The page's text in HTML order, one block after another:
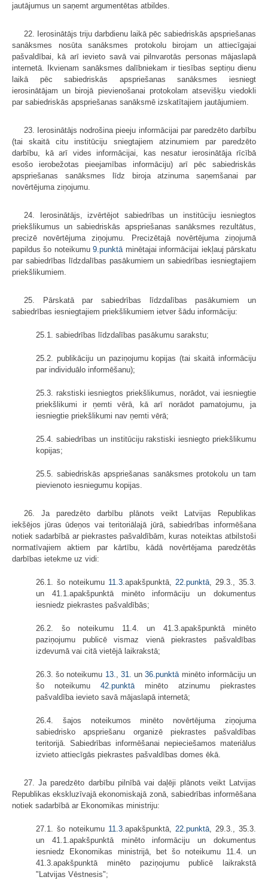
jautājumus un saņemt argumentētas atbildes.
22. Ierosinātājs triju darbdienu laikā pēc sabiedriskās apspriešanas
sanāksmes nosūta sanāksmes protokolu birojam un attiecīgajai
pašvaldībai, kā arī ievieto savā vai pilnvarotās personas mājaslapā
internetā. Ikvienam sanāksmes dalībniekam ir tiesības septiņu dienu
laikā pēc sabiedriskās apspriešanas sanāksmes iesniegt
ierosinātājam un birojā pievienošanai protokolam atsevišķu viedokli
par sabiedriskās apspriešanas sanāksmē izskatītajiem jautājumiem.
23. Ierosinātājs nodrošina pieeju informācijai par paredzēto darbību
(tai skaitā citu institūciju sniegtajiem atzinumiem par paredzēto
darbību, kā arī vides informācijai, kas nesatur ierosinātāja rīcībā
esošo ierobežotas pieejamības informāciju) arī pēc sabiedriskās
apspriešanas sanāksmes līdz biroja atzinuma saņemšanai par
novērtējuma ziņojumu.
24. Ierosinātājs, izvērtējot sabiedrības un institūciju iesniegtos
priekšlikumus un sabiedriskās apspriešanas sanāksmes rezultātus,
precizē novērtējuma ziņojumu. Precizētajā novērtējuma ziņojumā
papildus šo noteikumu9.punktā minētajai informācijai iekļauj pārskatu
par sabiedrības līdzdalības pasākumiem un sabiedrības iesniegtajiem
priekšlikumiem.
25. Pārskatā par sabiedrības līdzdalības pasākumiem un
sabiedrības iesniegtajiem priekšlikumiem ietver šādu informāciju:
25.1. sabiedrības līdzdalības pasākumu sarakstu;
25.2. publikāciju un paziņojumu kopijas (tai skaitā informāciju
par individuālo informēšanu);
25.3. rakstiski iesniegtos priekšlikumus, norādot, vai iesniegtie
priekšlikumi ir ņemti vērā, kā arī norādot pamatojumu, ja
iesniegtie priekšlikumi nav ņemti vērā;
25.4. sabiedrības un institūciju rakstiski iesniegto priekšlikumu
kopijas;
25.5. sabiedriskās apspriešanas sanāksmes protokolu un tam
pievienoto iesniegumu kopijas.
26. Ja paredzēto darbību plānots veikt Latvijas Republikas
iekšējos jūras ūdeņos vai teritoriālajā jūrā, sabiedrības informēšana
notiek sadarbībā ar piekrastes pašvaldībām, kuras noteiktas atbilstoši
normatīvajiem aktiem par kārtību, kādā novērtējama paredzētās
darbības ietekme uz vidi:
26.1. šo noteikumu 11.3 .apakšpunktā, 22.punktā , 29.3., 35.3.
un 41.1.apakšpunktā minēto informāciju un dokumentus
iesniedz piekrastes pašvaldībās;
26.2. šo noteikumu 11.4. un 41.3.apakšpunktā minēto
paziņojumu publicē vismaz vienā piekrastes pašvaldības
izdevumā vai citā vietējā laikrakstā;
26.3. šo noteikumu 13. 31.un36.punktā minēto informāciju un
šo noteikumu 42.punktā minēto atzinumu piekrastes
pašvaldība ievieto savā mājaslapā internetā;
26.4. šajos noteikumos minēto novērtējuma ziņojuma
sabiedrisko apspriešanu organizē piekrastes pašvaldības
teritorijā. Sabiedrības informēšanai nepieciešamos materiālus
izvieto attiecīgās piekrastes pašvaldības domes ēkā.
27. Ja paredzēto darbību pilnībā vai daļēji plānots veikt Latvijas
Republikas ekskluzīvajā ekonomiskajā zonā, sabiedrības informēšana
notiek sadarbībā ar Ekonomikas ministriju:
27.1. šo noteikumu 11.3 .apakšpunktā, 22.punktā , 29.3., 35.3.
un 41.1.apakšpunktā minēto informāciju un dokumentus
iesniedz Ekonomikas ministrijā, bet šo noteikumu 11.4. un
41.3.apakšpunktā minēto paziņojumu publicē laikrakstā
"Latvijas Vēstnesis";